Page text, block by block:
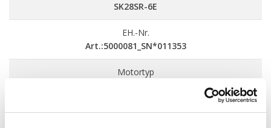
SK28SR-6E
EH.-Nr.
Art.:5000081_SN*011353
Motortyp
Motorleistung: